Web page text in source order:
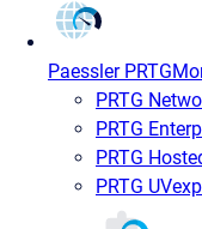
Paessler PRTG
PRTG
PRTG
PRTG
PRTG